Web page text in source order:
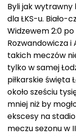
Byli jak wytrawny
dla ŁKS-u. Biało-
Widzewem 2:0
Rozwandowicza
takich meczów
tylko w samej
piłkarskie święta
około sześciu
mniej niż by
ekscesy na
meczu sezonu w